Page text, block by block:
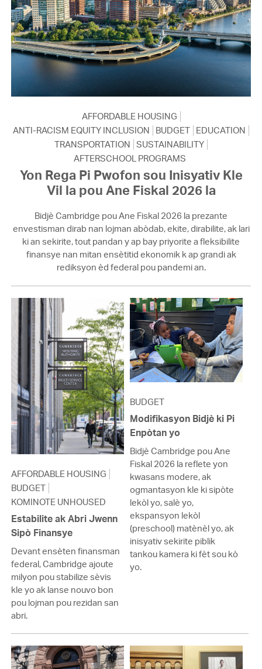
AFFORDABLE HOUSING
ANTI-RACISM EQUITY INCLUSION
BUDGET EDUCATION
TRANSPORTATION SUSTAINABILITY
AFTERSCHOOL PROGRAMS
Yon Rega Pi Pwofon sou Inisyativ Kle
Vil la pou Ane Fiskal 2026 la
Bidjè Cambridge pou Ane Fiskal 2026 la prezante
envestisman dirab nan lojman abòdab, ekite, dirabilite, ak lari
ki an sekirite, tout pandan y ap bay priyorite a fleksibilite
finansye nan mitan ensètitid ekonomik k ap grandi ak
rediksyon èd federal pou pandemi an.
AFFORDABLE HOUSING
BUDGET
KOMINOTE UNHOUSED
Estabilite ak Abri Jwenn
Sipò Finansye
Devant ensèten finansman
federal, Cambridge ajoute
milyon pou stabilize sèvis
kle yo ak lanse nouvo bon
pou lojman pou rezidan san
abri.
BUDGET
Modifikasyon Bidjè ki Pi
Enpòtan yo
Bidjè Cambridge pou Ane
Fiskal 2026 la reflete yon
kwasans modere, ak
ogmantasyon kle ki sipòte
lekòl yo, salè yo,
ekspansyon lekòl
(preschool) matènèl yo, ak
inisyativ sekirite piblik
tankou kamera ki fèt sou kò
yo.